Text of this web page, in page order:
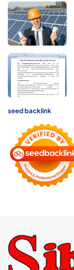
seed backlink